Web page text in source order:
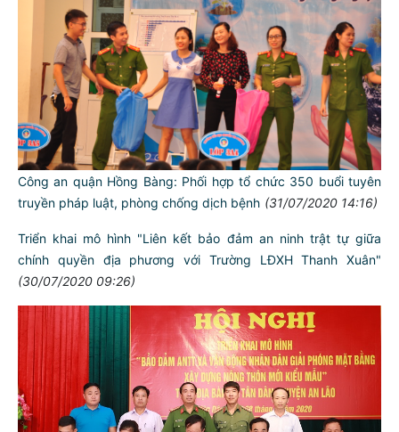
Công an quận Hồng Bàng: Phối hợp tổ chức 350 buổi tuyên
truyền pháp luật, phòng chống dịch bệnh (31/07/2020 14:16)
Triển khai mô hình "Liên kết bảo đảm an ninh trật tự giữa
chính quyền địa phương với Trường LĐXH Thanh Xuân"
(30/07/2020 09:26)